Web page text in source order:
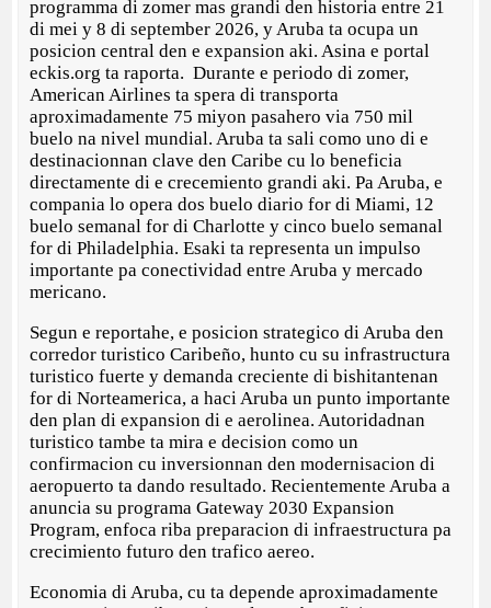
programma di zomer mas grandi den historia entre 21
di mei y 8 di september 2026, y Aruba ta ocupa un
posicion central den e expansion aki. Asina e portal
eckis.org ta raporta. Durante e periodo di zomer,
American Airlines ta spera di transporta
aproximadamente 75 miyon pasahero via 750 mil
buelo na nivel mundial. Aruba ta sali como uno di e
destinacionnan clave den Caribe cu lo beneficia
directamente di e crecemiento grandi aki. Pa Aruba, e
compania lo opera dos buelo diario for di Miami, 12
buelo semanal for di Charlotte y cinco buelo semanal
for di Philadelphia. Esaki ta representa un impulso
importante pa conectividad entre Aruba y mercado
mericano.
Segun e reportahe, e posicion strategico di Aruba den
corredor turistico Caribeño, hunto cu su infrastructura
turistico fuerte y demanda creciente di bishitantenan
for di Norteamerica, a haci Aruba un punto importante
den plan di expansion di e aerolinea. Autoridadnan
turistico tambe ta mira e decision como un
confirmacion cu inversionnan den modernisacion di
aeropuerto ta dando resultado. Recientemente Aruba a
anuncia su programa Gateway 2030 Expansion
Program, enfoca riba preparacion di infraestructura pa
crecimiento futuro den trafico aereo.
Economia di Aruba, cu ta depende aproximadamente